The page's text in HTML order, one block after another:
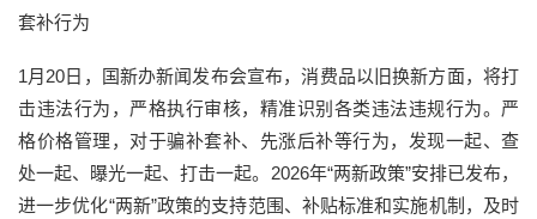
套补行为
1月20日，国新办新闻发布会宣布，消费品以旧换新方面，将打
击违法行为，严格执行审核，精准识别各类违法违规行为。严
格价格管理，对于骗补套补、先涨后补等行为，发现一起、查
处一起、曝光一起、打击一起。2026年“两新政策”安排已发布，
进一步优化“两新”政策的支持范围、补贴标准和实施机制，及时